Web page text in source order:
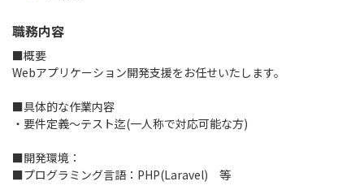
職務内容
■概要
Webアプリケーション開発支援をお任せいたします。
■具体的な作業内容
・要件定義～テスト迄(一人称で対応可能な方)
■開発環境：
■プログラミング言語：PHP(Laravel) 等